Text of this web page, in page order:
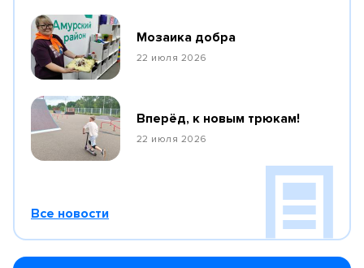
Мозаика добра
22 июля 2026
Вперёд, к новым трюкам!
22 июля 2026
Все новости